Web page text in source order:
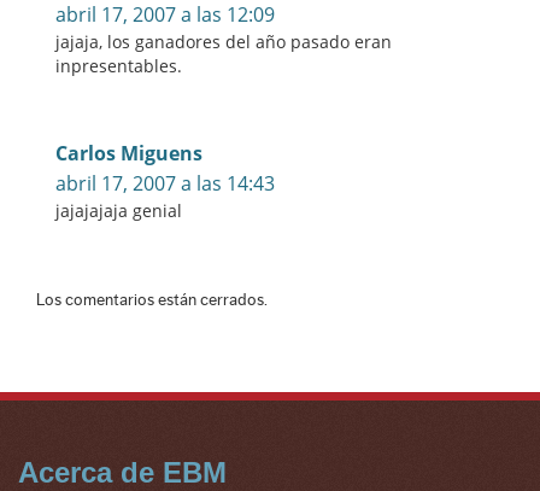
abril 17, 2007 a las 12:09
jajaja, los ganadores del año pasado eran
inpresentables.
Carlos Miguens
abril 17, 2007 a las 14:43
jajajajaja genial
Los comentarios están cerrados.
Acerca de EBM